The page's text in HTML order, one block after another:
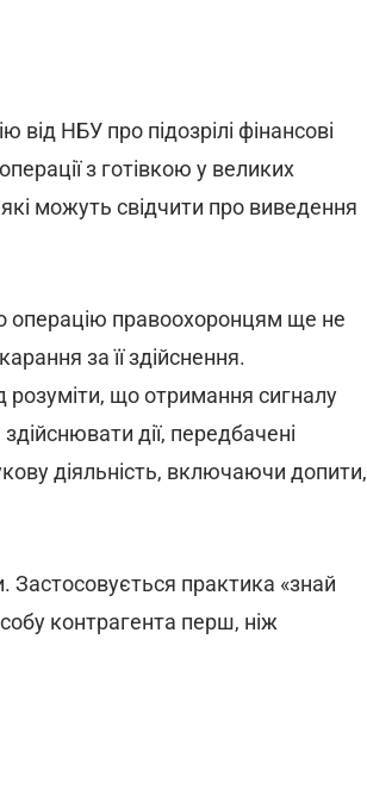
НБУ про підозрілі фінансові
з готівкою у великих
можуть свідчити про виведення
операцію правоохоронцям ще не
за її здійснення.
розуміти, що отримання сигналу
дії, передбачені
діяльність, включаючи допити,
практика «знай
контрагента перш, ніж